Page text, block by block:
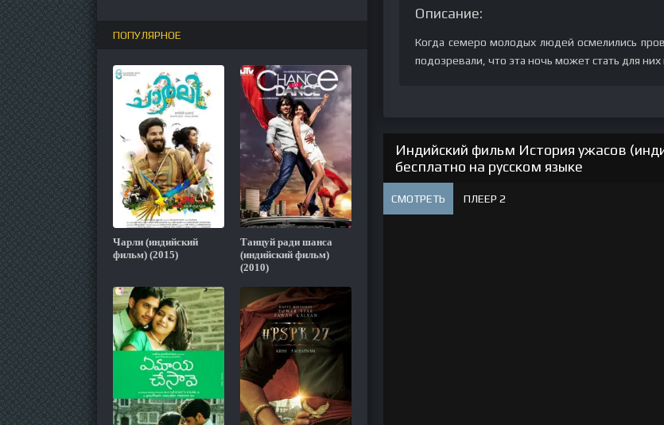
Описание:
Когда семеро молодых людей осмелились
подозревали, что эта ночь может стать для них
Индийский фильм История ужасов
бесплатно на русском языке
СМОТРЕТЬ ПЛЕЕР 2
ПОПУЛЯРНОЕ
Чарли (индийский
фильм) (2015)
Танцуй ради шанса
(индийский фильм)
(2010)